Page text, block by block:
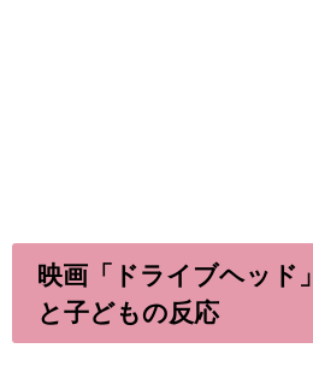
映画「ドライブヘッド
と子どもの反応